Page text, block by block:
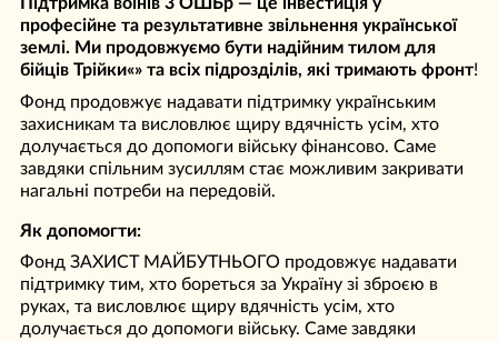
професійне та результативне звільнення української
землі. Ми продовжуємо бути надійним тилом для
бійців Трійки«» та всіх підрозділів, які тримають фронт!
Фонд продовжує надавати підтримку українським
захисникам та висловлює щиру вдячність усім, хто
долучається до допомоги війську фінансово. Саме
завдяки спільним зусиллям стає можливим закривати
нагальні потреби на передовій.
Як допомогти:
Фонд ЗАХИСТ МАЙБУТНЬОГО продовжує надавати
підтримку тим, хто бореться за Україну зі зброєю в
руках, та висловлює щиру вдячність усім, хто
долучається до допомоги війську. Саме завдяки